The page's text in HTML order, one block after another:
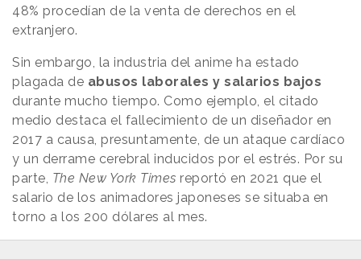
48% procedían de la venta de derechos en el
extranjero.
Sin embargo, la industria del anime ha estado
plagada de abusos laborales y salarios bajos
durante mucho tiempo. Como ejemplo, el citado
medio destaca el fallecimiento de un diseñador en
2017 a causa, presuntamente, de un ataque cardíaco
y un derrame cerebral inducidos por el estrés. Por su
parte, The New York Times reportó en 2021 que el
salario de los animadores japoneses se situaba en
torno a los 200 dólares al mes.